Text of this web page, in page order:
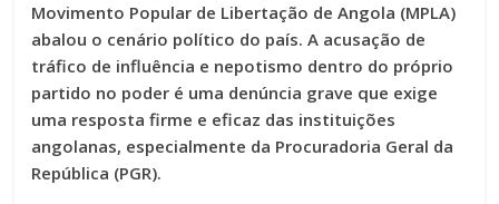
Movimento Popular de Libertação de Angola (MPLA)
abalou o cenário político do país. A acusação de
tráfico de influência e nepotismo dentro do próprio
partido no poder é uma denúncia grave que exige
uma resposta firme e eficaz das instituições
angolanas, especialmente da Procuradoria Geral da
República (PGR).